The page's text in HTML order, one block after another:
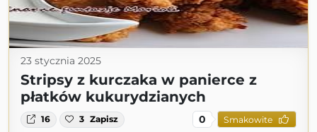
23 stycznia 2025
Stripsy z kurczaka w panierce z
płatków kukurydzianych
16 3 Zapisz 0 Smakowite